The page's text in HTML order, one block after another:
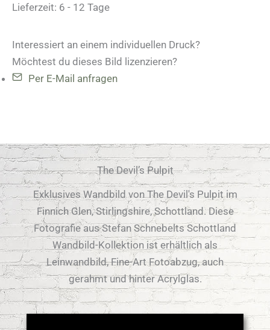
Lieferzeit: 6 - 12 Tage
Interessiert an einem individuellen Druck?
Möchtest du dieses Bild lizenzieren?
Per E-Mail anfragen
The Devil’s Pulpit
Exklusives Wandbild von The Devil's Pulpit im
Finnich Glen, Stirlingshire, Schottland. Diese
Fotografie aus Stefan Schnebelts Schottland
Wandbild-Kollektion ist erhältlich als
Leinwandbild, Fine-Art Fotoabzug, auch
gerahmt und hinter Acrylglas.